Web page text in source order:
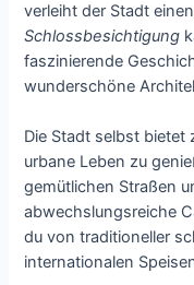
verleiht der Stadt
Schlossbesichtigung
faszinierende
wunderschöne
Die Stadt selbst bietet
urbane Leben zu
gemütlichen Straßen
abwechslungsreiche
du von traditioneller
internationalen